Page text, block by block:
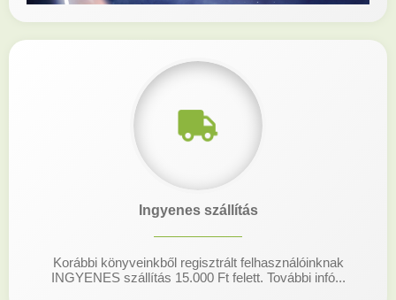
Ingyenes szállítás
Korábbi könyveinkből regisztrált felhasználóinknak
INGYENES szállítás 15.000 Ft felett. További infó...